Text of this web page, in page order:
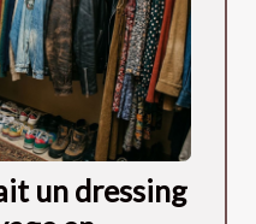
un dressing